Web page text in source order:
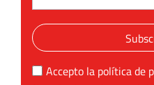
Accepto la política de